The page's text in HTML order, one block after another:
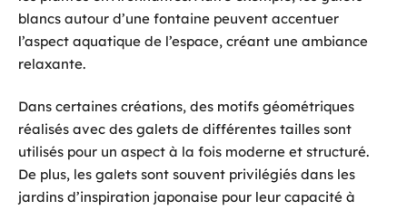
blancs autour d’une fontaine peuvent accentuer
l’aspect aquatique de l’espace, créant une ambiance
relaxante.
Dans certaines créations, des motifs géométriques
réalisés avec des galets de différentes tailles sont
utilisés pour un aspect à la fois moderne et structuré.
De plus, les galets sont souvent privilégiés dans les
jardins d’inspiration japonaise pour leur capacité à